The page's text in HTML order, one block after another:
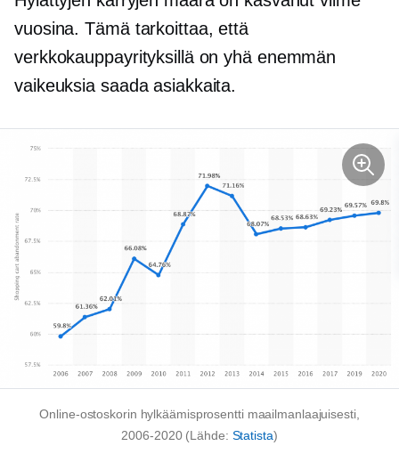
vuosina. Tämä tarkoittaa, että
verkkokauppayrityksillä on yhä enemmän
vaikeuksia saada asiakkaita.
Online-ostoskorin hylkäämisprosentti maailmanlaajuisesti,
2006-2020(Lähde: Statista)